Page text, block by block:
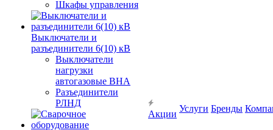
Шкафы управления
Выключатели и
разъединители 6(10) кВ
Выключатели
нагрузки
автогазовые ВНА
Разъединители
РЛНД
Акции
Услуги Бренды